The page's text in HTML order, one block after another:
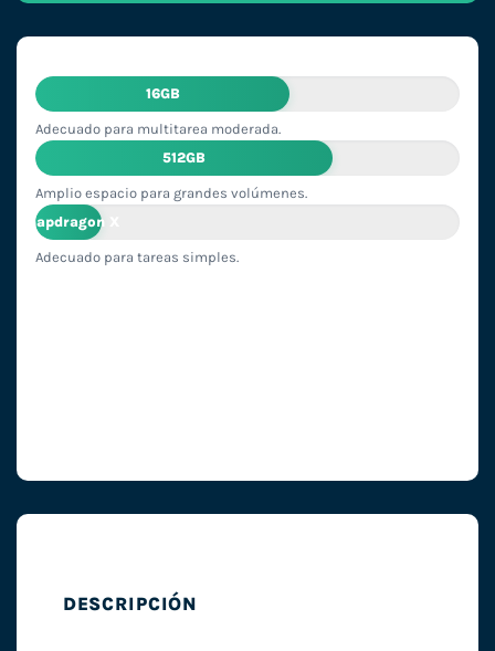
16GB
Adecuado para multitarea moderada.
512GB
Amplio espacio para grandes volúmenes.
Snapdragon X
Adecuado para tareas simples.
DESCRIPCIÓN